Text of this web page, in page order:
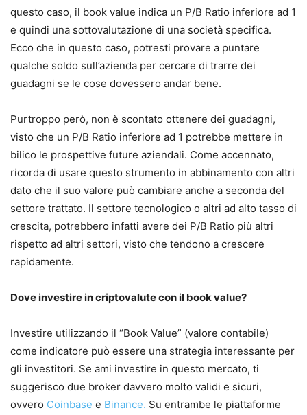
questo caso, il book value indica un P/B Ratio inferiore ad 1
e quindi una sottovalutazione di una società specifica.
Ecco che in questo caso, potresti provare a puntare
qualche soldo sull’azienda per cercare di trarre dei
guadagni se le cose dovessero andar bene.
Purtroppo però, non è scontato ottenere dei guadagni,
visto che un P/B Ratio inferiore ad 1 potrebbe mettere in
bilico le prospettive future aziendali. Come accennato,
ricorda di usare questo strumento in abbinamento con altri
dato che il suo valore può cambiare anche a seconda del
settore trattato. Il settore tecnologico o altri ad alto tasso di
crescita, potrebbero infatti avere dei P/B Ratio più altri
rispetto ad altri settori, visto che tendono a crescere
rapidamente.
Dove investire in criptovalute con il book value?
Investire utilizzando il “Book Value” (valore contabile)
come indicatore può essere una strategia interessante per
gli investitori. Se ami investire in questo mercato, ti
suggerisco due broker davvero molto validi e sicuri,
ovvero Coinbase e Binance. Su entrambe le piattaforme